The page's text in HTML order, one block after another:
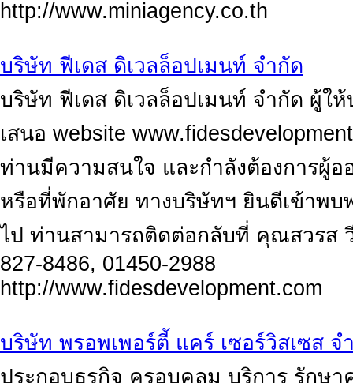
http://www.miniagency.co.th
บริษัท ฟีเดส ดิเวลล็อปเมนท์ จำกัด
บริษัท ฟีเดส ดิเวลล็อปเมนท์ จำกัด ผู้ใ
เสนอ website
ท่านมีความสนใจ และกำลังต้องการผู้
หรือที่พักอาศัย ทางบริษัทฯ ยินดีเข้าพบ
ไป ท่านสามารถติดต่อกลับที่ คุณสวรส
827-8486, 01450-2988
http://www.fidesdevelopment.com
บริษัท พรอพเพอร์ตี้ แคร์ เซอร์วิสเซส จ
ประกอบธุรกิจ ครอบคลุม บริการ รักษ